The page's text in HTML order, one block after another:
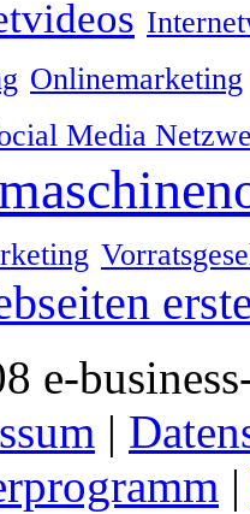
Onlinemarketing
Media
e-
|
|